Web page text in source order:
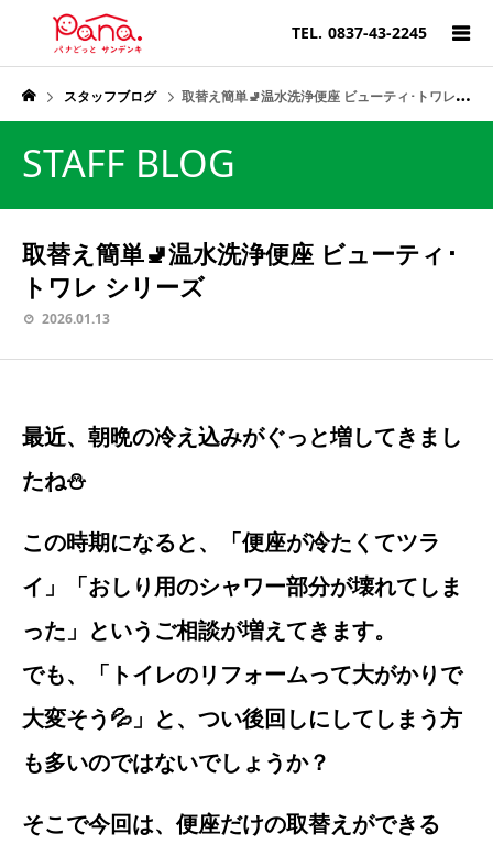
TEL. 0837-43-2245
スタッフブログ 取替え簡単🚽温水洗浄便座 ビューティ･トワレ シリーズ
STAFF BLOG
取替え簡単🚽温水洗浄便座 ビューティ･
トワレ シリーズ
2026.01.13
最近、朝晩の冷え込みがぐっと増してきまし
たね⛄
この時期になると、「便座が冷たくてツラ
イ」「おしり用のシャワー部分が壊れてしま
った」というご相談が増えてきます。
でも、「トイレのリフォームって大がかりで
大変そう💦」と、つい後回しにしてしまう方
も多いのではないでしょうか？
そこで今回は、便座だけの取替えができる